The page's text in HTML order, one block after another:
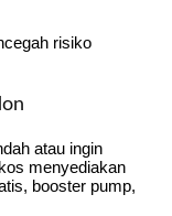
risiko
atau ingin
menyediakan
booster pump,